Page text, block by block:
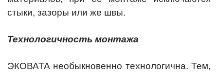
стыки, зазоры или же швы.
Технологичность монтажа
ЭКОВАТА необыкновенно технологична. Тем,